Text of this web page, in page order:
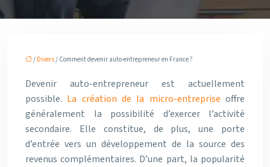
/ Divers/ Comment devenir auto-entrepreneur en France ?
Devenir auto-entrepreneur est actuellement
possible. La création de la micro-entreprise offre
généralement la possibilité d’exercer l’activité
secondaire. Elle constitue, de plus, une porte
d’entrée vers un développement de la source des
revenus complémentaires. D’une part, la popularité